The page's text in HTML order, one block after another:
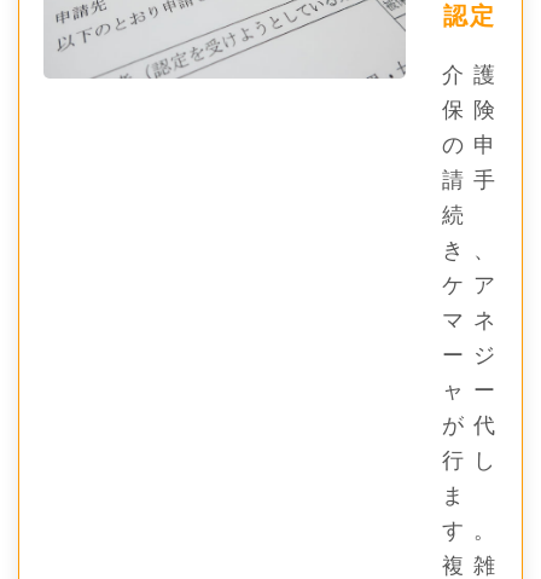
認定
介護
保険
の申
請手
続
き、
ケア
マネ
ージ
ャー
が代
行し
ま
す。
複雑